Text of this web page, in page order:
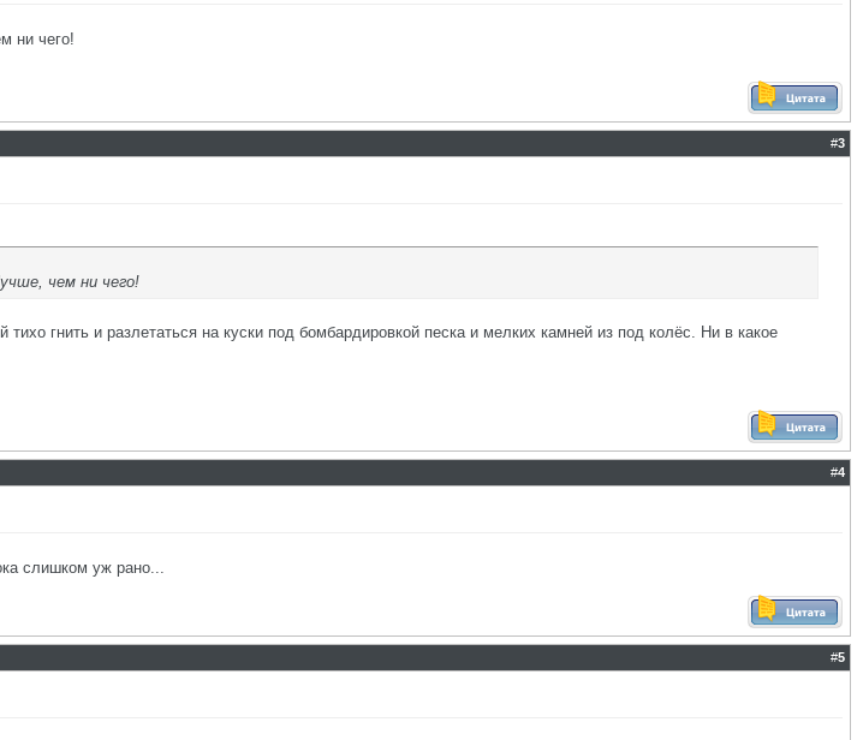
ни чего!
#3
чем ни чего!
гнить и разлетаться на куски под бомбардировкой песка и мелких камней из под колёс. Ни в какое
#4
слишком уж рано...
#5